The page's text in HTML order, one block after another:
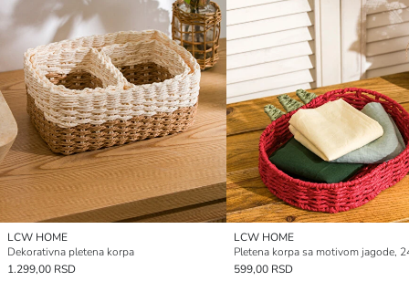
LCW HOME
Dekorativna pletena korpa
1.299,00 RSD
LCW HOME
Pletena korpa sa motivom jagode,
599,00 RSD